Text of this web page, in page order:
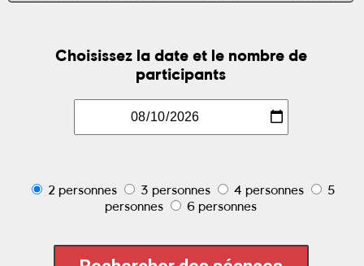
Choisissez la date et le nombre de
participants
2 personnes 3 personnes 4 personnes
5
personnes
6 personnes